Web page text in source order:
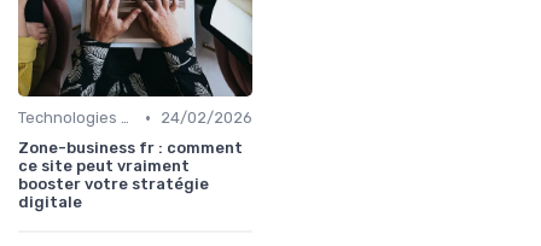
Technologies de Marketing Digital •
24/02/2026
Zone-business fr : comment
ce site peut vraiment
booster votre stratégie
digitale